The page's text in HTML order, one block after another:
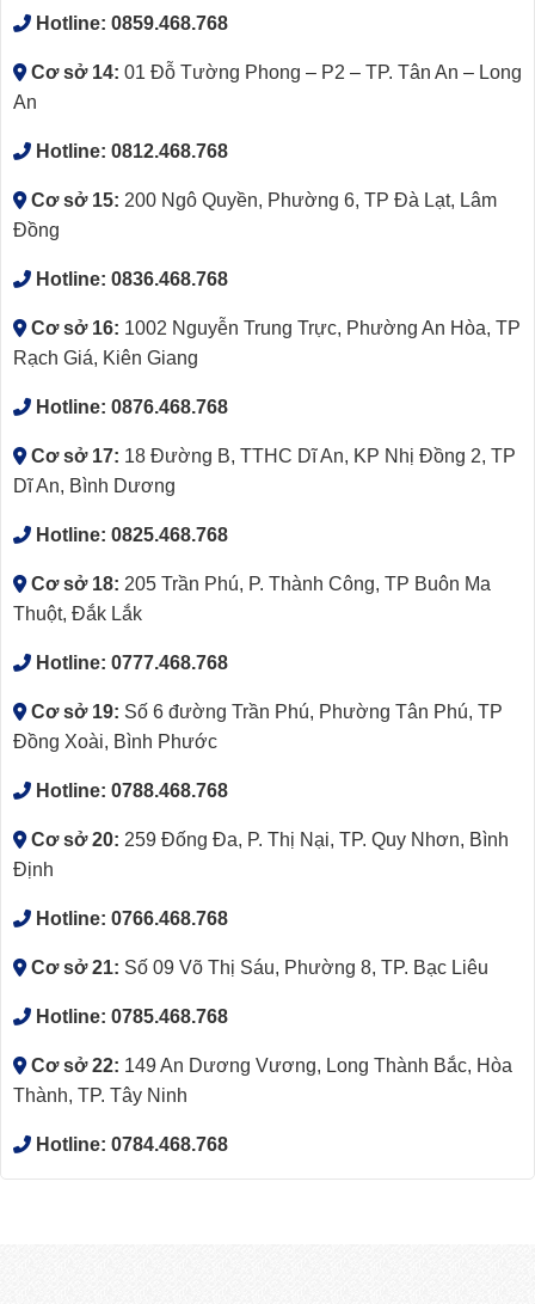
Hotline: 0859.468.768
Cơ sở 14: 01 Đỗ Tường Phong – P2 – TP. Tân An – Long
An
Hotline: 0812.468.768
Cơ sở 15: 200 Ngô Quyền, Phường 6, TP Đà Lạt, Lâm
Đồng
Hotline: 0836.468.768
Cơ sở 16: 1002 Nguyễn Trung Trực, Phường An Hòa, TP
Rạch Giá, Kiên Giang
Hotline: 0876.468.768
Cơ sở 17: 18 Đường B, TTHC Dĩ An, KP Nhị Đồng 2, TP
Dĩ An, Bình Dương
Hotline: 0825.468.768
Cơ sở 18: 205 Trần Phú, P. Thành Công, TP Buôn Ma
Thuột, Đắk Lắk
Hotline: 0777.468.768
Cơ sở 19: Số 6 đường Trần Phú, Phường Tân Phú, TP
Đồng Xoài, Bình Phước
Hotline: 0788.468.768
Cơ sở 20: 259 Đống Đa, P. Thị Nại, TP. Quy Nhơn, Bình
Định
Hotline: 0766.468.768
Cơ sở 21: Số 09 Võ Thị Sáu, Phường 8, TP. Bạc Liêu
Hotline: 0785.468.768
Cơ sở 22: 149 An Dương Vương, Long Thành Bắc, Hòa
Thành, TP. Tây Ninh
Hotline: 0784.468.768